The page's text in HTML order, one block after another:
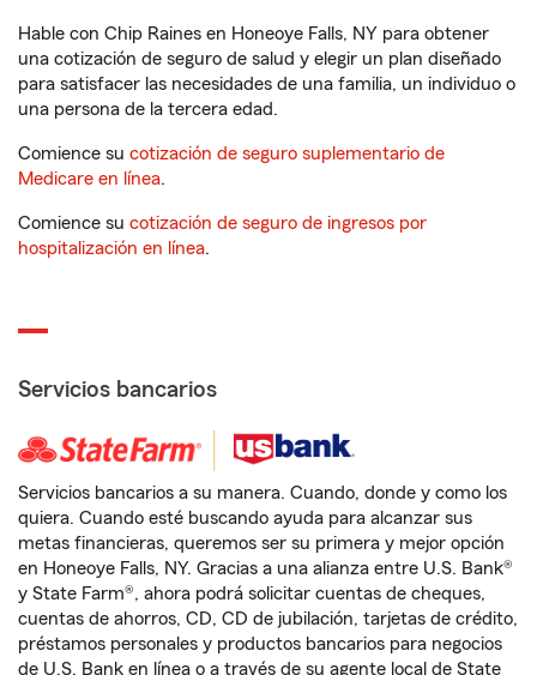
Hable con Chip Raines en Honeoye Falls, NY para obtener
una cotización de seguro de salud y elegir un plan diseñado
para satisfacer las necesidades de una familia, un individuo o
una persona de la tercera edad.
Comience su cotización de seguro suplementario de
Medicare en línea.
Comience su cotización de seguro de ingresos por
hospitalización en línea.
Servicios bancarios
Servicios bancarios a su manera. Cuando, donde y como los
quiera. Cuando esté buscando ayuda para alcanzar sus
metas financieras, queremos ser su primera y mejor opción
en Honeoye Falls, NY. Gracias a una alianza entre U.S. Bank®
y State Farm®, ahora podrá solicitar cuentas de cheques,
cuentas de ahorros, CD, CD de jubilación, tarjetas de crédito,
préstamos personales y productos bancarios para negocios
de U.S. Bank en línea o a través de su agente local de State